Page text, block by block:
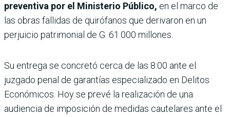
preventiva por el Ministerio Público, en el marco de
las obras fallidas de quirófanos que derivaron en un
perjuicio patrimonial de G. 61.000 millones.
Su entrega se concretó cerca de las 8:00 ante el
juzgado penal de garantías especializado en Delitos
Económicos. Hoy se prevé la realización de una
audiencia de imposición de medidas cautelares ante el